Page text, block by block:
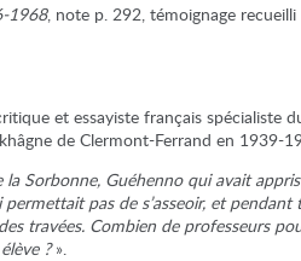
1968, note p. 292, témoignage recueilli
et essayiste français spécialiste
de Clermont-Ferrand en 1939-
Sorbonne, Guéhenno qui avait
pas de s’asseoir, et
travées. Combien de professeurs
?».